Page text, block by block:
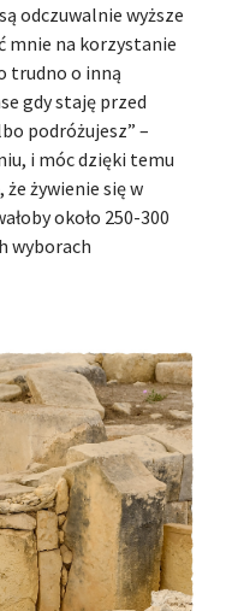
odczuwalnie wyższe
mnie na korzystanie
trudno o inną
gdy staję przed
podróżujesz” –
i móc dzięki temu
żywienie się w
około 250-300
wyborach